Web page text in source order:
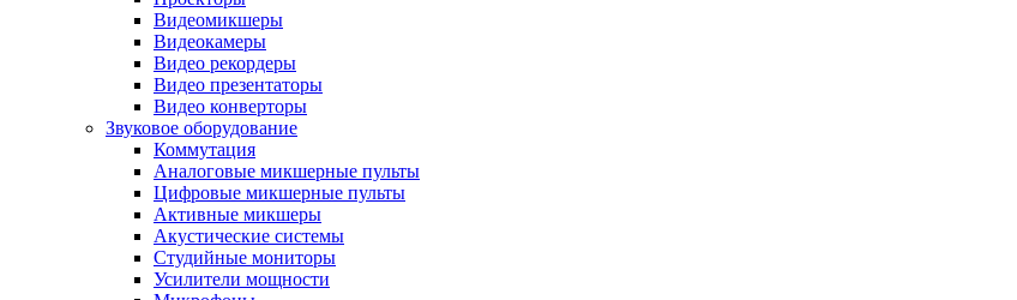
Видеомикшеры
Видеокамеры
Видео рекордеры
Видео презентаторы
Видео конверторы
Звуковое оборудование
Коммутация
Аналоговые микшерные пульты
Цифровые микшерные пульты
Активные микшеры
Акустические системы
Студийные мониторы
Усилители мощности